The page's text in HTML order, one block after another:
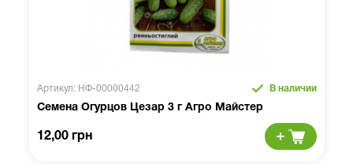
Артикул: НФ-00000442 В наличии
Семена Огурцов Цезар 3 г Агро Майстер
12,00 грн